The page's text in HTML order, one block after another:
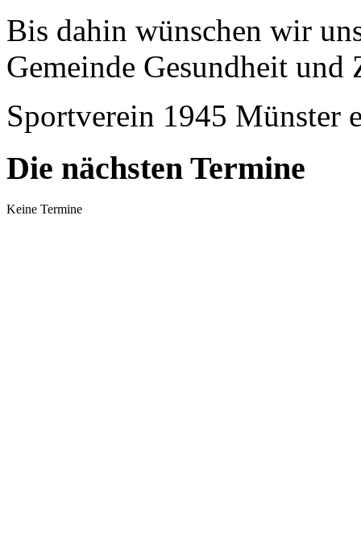
Bis dahin wünschen wir
Gemeinde Gesundheit
Sportverein 1945 Münster
Die nächsten Termine
Keine Termine